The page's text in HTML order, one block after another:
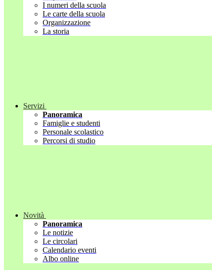
I numeri della scuola
Le carte della scuola
Organizzazione
La storia
Servizi
Panoramica
Famiglie e studenti
Personale scolastico
Percorsi di studio
Novità
Panoramica
Le notizie
Le circolari
Calendario eventi
Albo online